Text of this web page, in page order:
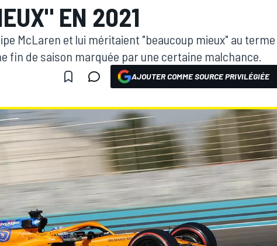
EN 2021
McLaren et lui méritaient "beaucoup mieux" au terme
fin de saison marquée par une certaine malchance.
AJOUTER COMME SOURCE PRIVILÉGIÉE